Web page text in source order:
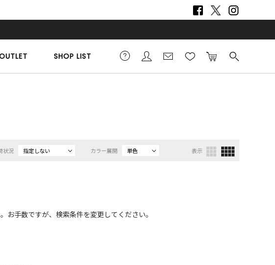
SHOP LIST
状況 指定しない カラー展開 単色 表示
お手数ですが、検索条件を変更してください。